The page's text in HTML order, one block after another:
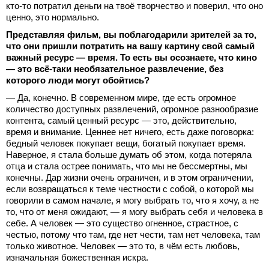
кто-то потратил деньги на твоё творчество и поверил, что оно
ценно, это нормально.
Представляя фильм, вы поблагодарили зрителей за то,
что они пришли потратить на вашу картину свой самый
важный ресурс — время. То есть вы осознаете, что кино
— это всё-таки необязательное развлечение, без
которого люди могут обойтись?
— Да, конечно. В современном мире, где есть огромное
количество доступных развлечений, огромное разнообразие
контента, самый ценный ресурс — это, действительно,
время и внимание. Ценнее нет ничего, есть даже поговорка:
бедный человек покупает вещи, богатый покупает время.
Наверное, я стала больше думать об этом, когда потеряла
отца и стала острее понимать, что мы не бессмертны, мы
конечны. Дар жизни очень ограничен, и в этом ограничении,
если возвращаться к теме честности с собой, о которой мы
говорили в самом начале, я могу выбрать то, что я хочу, а не
то, что от меня ожидают, — я могу выбрать себя и человека в
себе. А человек — это существо огненное, страстное, с
честью, потому что там, где нет чести, там нет человека, там
только животное. Человек — это то, в чём есть любовь,
изначальная божественная искра.